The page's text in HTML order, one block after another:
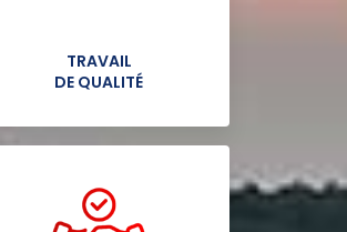
TRAVAIL
DE QUALITÉ